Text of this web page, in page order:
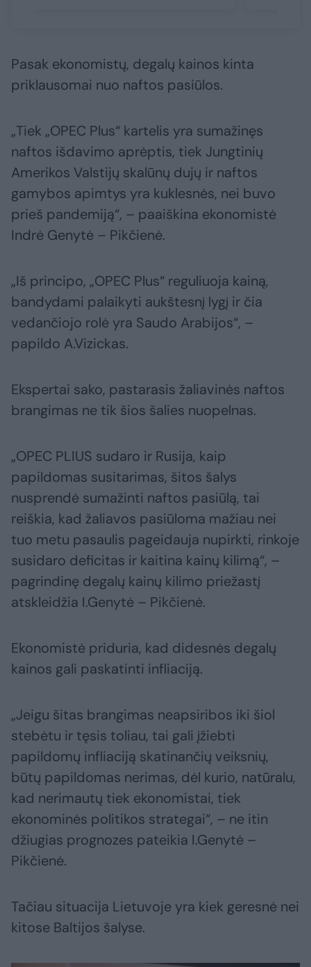
Pasak ekonomistų, degalų kainos kinta
priklausomai nuo naftos pasiūlos.
„Tiek „OPEC Plus“ kartelis yra sumažinęs
naftos išdavimo aprėptis, tiek Jungtinių
Amerikos Valstijų skalūnų dujų ir naftos
gamybos apimtys yra kuklesnės, nei buvo
prieš pandemiją“, – paaiškina ekonomistė
Indrė Genytė – Pikčienė.
„Iš principo, „OPEC Plus“ reguliuoja kainą,
bandydami palaikyti aukštesnį lygį ir čia
vedančiojo rolė yra Saudo Arabijos“, –
papildo A.Vizickas.
Ekspertai sako, pastarasis žaliavinės naftos
brangimas ne tik šios šalies nuopelnas.
„OPEC PLIUS sudaro ir Rusija, kaip
papildomas susitarimas, šitos šalys
nusprendė sumažinti naftos pasiūlą, tai
reiškia, kad žaliavos pasiūloma mažiau nei
tuo metu pasaulis pageidauja nupirkti, rinkoje
susidaro deficitas ir kaitina kainų kilimą“, –
pagrindinę degalų kainų kilimo priežastį
atskleidžia I.Genytė – Pikčienė.
Ekonomistė priduria, kad didesnės degalų
kainos gali paskatinti infliaciją.
„Jeigu šitas brangimas neapsiribos iki šiol
stebėtu ir tęsis toliau, tai gali įžiebti
papildomų infliaciją skatinančių veiksnių,
būtų papildomas nerimas, dėl kurio, natūralu,
kad nerimautų tiek ekonomistai, tiek
ekonominės politikos strategai“, – ne itin
džiugias prognozes pateikia I.Genytė –
Pikčienė.
Tačiau situacija Lietuvoje yra kiek geresnė nei
kitose Baltijos šalyse.